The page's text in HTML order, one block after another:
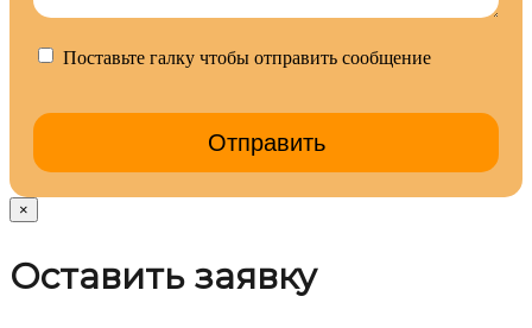
Поставьте галку чтобы отправить сообщение
×
Оставить заявку